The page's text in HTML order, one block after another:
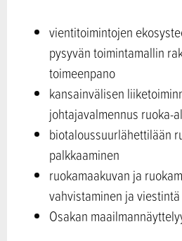
vientitoimintojen
pysyvän toimintamallin
toimeenpano
kansainvälisen
johtajavalmennus ruoka-
biotaloussuurlähettilään
palkkaaminen
ruokamaakuvan ja
vahvistaminen ja
Osakan